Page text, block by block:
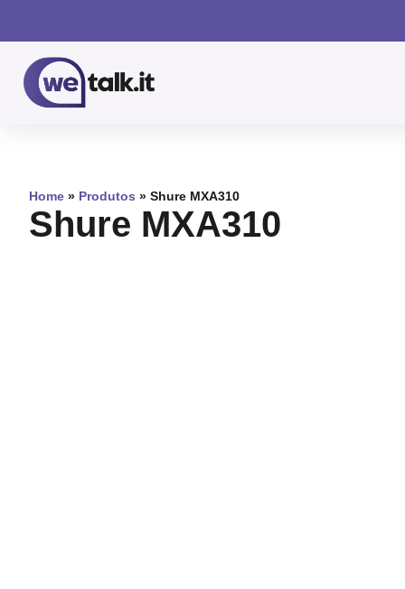
Home » Produtos » Shure MXA310
Shure MXA310